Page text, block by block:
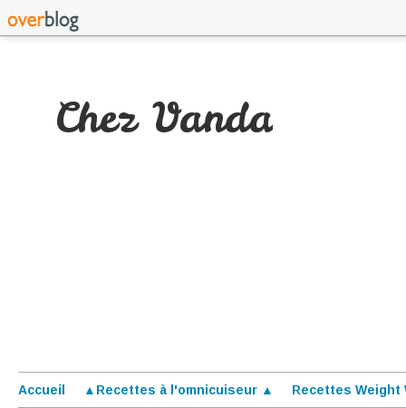
Chez Vanda
Accueil ▲Recettes à l'omnicuiseur ▲ Recettes Weight